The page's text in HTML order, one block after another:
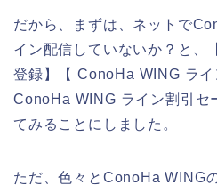
だから、まずは、ネットで
イン配信していないか？と、
登録】【 ConoHa WING ライ
ConoHa WING ライン割引セ
てみることにしました。
ただ、色々とConoHa WING